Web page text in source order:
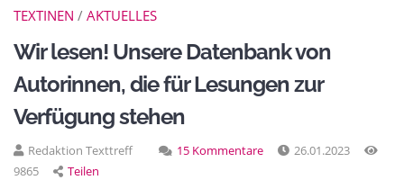
TEXTINEN / AKTUELLES
Wir lesen! Unsere Datenbank von
Autorinnen, die für Lesungen zur
Verfügung stehen
Redaktion Texttreff 15 Kommentare
26.01.2023
9865
Teilen